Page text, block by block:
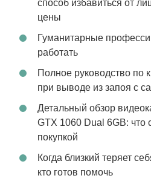
способ избавиться от
цены
Гуманитарные
работать
Полное руководство по
при выводе из запоя с
Детальный обзор
GTX 1060 Dual 6GB: что
покупкой
Когда близкий теряет
кто готов помочь